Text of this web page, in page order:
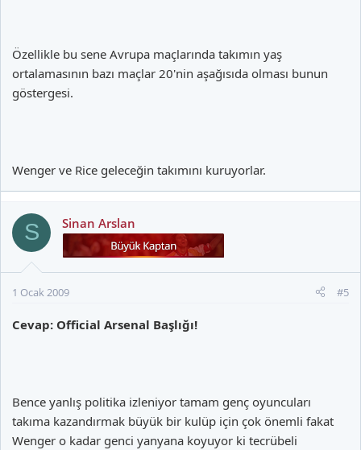
Özellikle bu sene Avrupa maçlarında takımın yaş
ortalamasının bazı maçlar 20'nin aşağısıda olması bunun
göstergesi.
Wenger ve Rice geleceğin takımını kuruyorlar.
S Sinan Arslan
1 Ocak 2009 #5
Cevap: Official Arsenal Başlığı!
Bence yanlış politika izleniyor tamam genç oyuncuları
takıma kazandırmak büyük bir kulüp için çok önemli fakat
Wenger o kadar genci yanyana koyuyor ki tecrübeli